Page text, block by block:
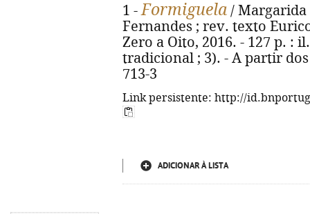
1 -Formiguela / Margarida
Fernandes ; rev. texto
Zero a Oito, 2016. - 127 p. :
tradicional ; 3). - A partir dos
713-3
Link persistente: http://
ADICIONAR À LISTA